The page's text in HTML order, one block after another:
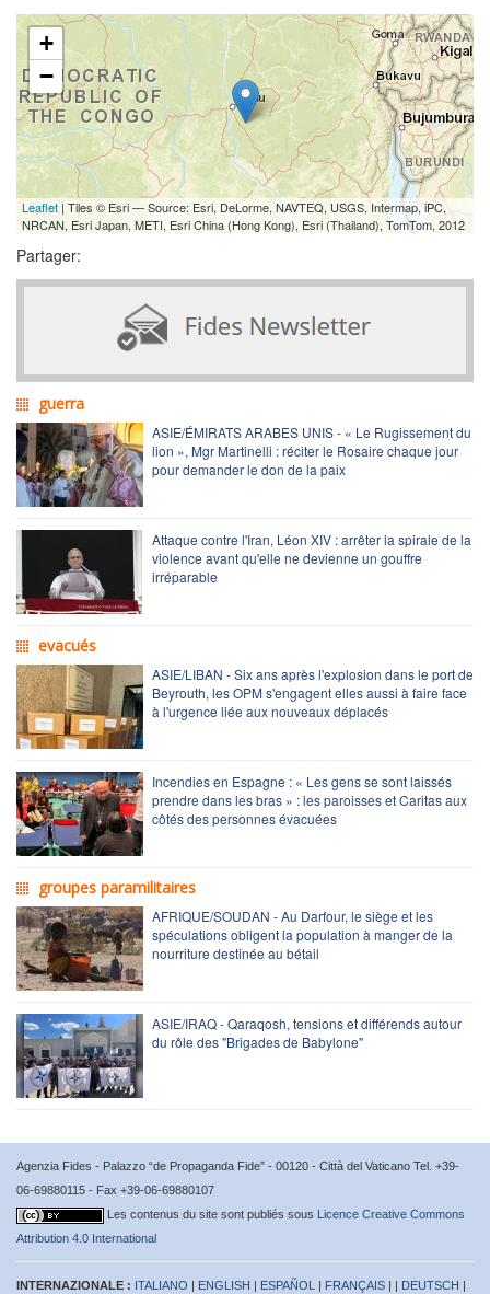
+
−
Leaflet | Tiles © Esri — Source: Esri, DeLorme, NAVTEQ, USGS, Intermap, iPC,
NRCAN, Esri Japan, METI, Esri China (Hong Kong), Esri (Thailand), TomTom, 2012
Partager:
guerra
ASIE/ÉMIRATS ARABES UNIS - « Le Rugissement du
lion », Mgr Martinelli : réciter le Rosaire chaque jour
pour demander le don de la paix
Attaque contre l'Iran, Léon XIV : arrêter la spirale de la
violence avant qu'elle ne devienne un gouffre
irréparable
evacués
ASIE/LIBAN - Six ans après l'explosion dans le port de
Beyrouth, les OPM s'engagent elles aussi à faire face
à l'urgence liée aux nouveaux déplacés
Incendies en Espagne : « Les gens se sont laissés
prendre dans les bras » : les paroisses et Caritas aux
côtés des personnes évacuées
groupes paramilitaires
AFRIQUE/SOUDAN - Au Darfour, le siège et les
spéculations obligent la population à manger de la
nourriture destinée au bétail
ASIE/IRAQ - Qaraqosh, tensions et différends autour
du rôle des "Brigades de Babylone"
Agenzia Fides - Palazzo “de Propaganda Fide” - 00120 - Città del Vaticano Tel. +39-
06-69880115 - Fax +39-06-69880107
Les contenus du site sont publiés sous Licence Creative Commons
Attribution 4.0 International
INTERNAZIONALE : ITALIANO | ENGLISH | ESPAÑOL | FRANÇAIS | | DEUTSCH |